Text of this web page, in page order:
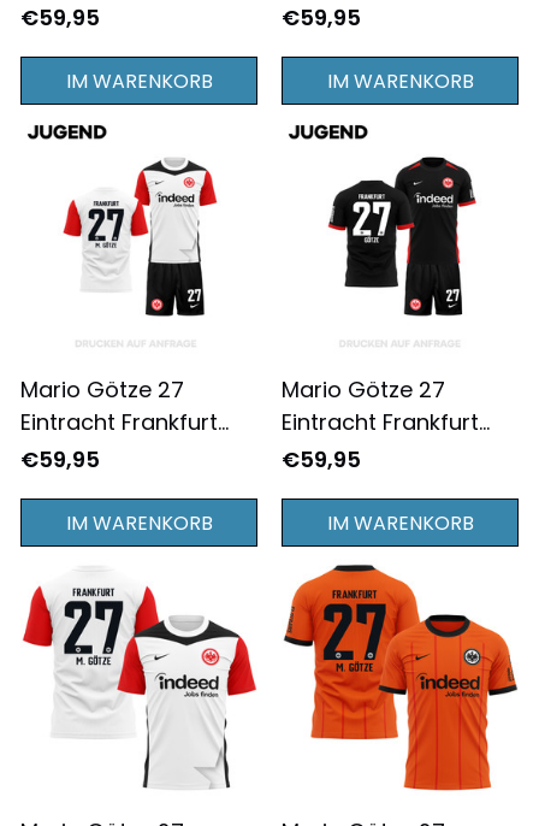
2024/25
für Herren - Komplett
Bedruckt - Schwarz
€59,95
IM WARENKORB
2024/25 Ausweich
- Komplett Bedruckt -
Orange
€59,95
IM WARENKORB
Mario Götze 27
Eintracht Frankfurt
2024/25
Jugend - Komplett
Bedruckt - Weiß
€59,95
IM WARENKORB
Mario Götze 27
Eintracht Frankfurt
2024/25
Jugend - Komplett
Bedruckt - Schwarz
€59,95
IM WARENKORB